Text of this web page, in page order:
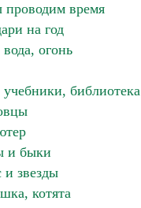
время
на год
огонь
библиотека
и быки
и звезды
котята